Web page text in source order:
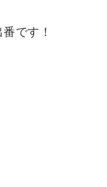
です！